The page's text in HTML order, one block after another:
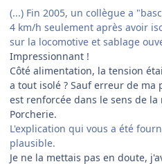
(...) Fin 2005, un collègue a
4 km/h seulement après avoir
sur la locomotive et sablage
Impressionnant !
Côté alimentation, la tension
a tout isolé ? Sauf erreur de
est renforcée dans le sens de
Porcherie.
L'explication qui vous a été
plausible.
Je ne la mettais pas en doute,